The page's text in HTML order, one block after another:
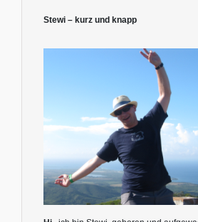
Stewi – kurz und knapp